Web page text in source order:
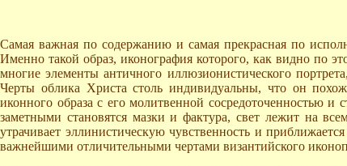
Самая важная по содержанию и самая прекрасная по
Именно такой образ, иконография которого, как видно по
многие элементы античного иллюзионистического
Черты облика Христа столь индивидуальны, что он
иконного образа с его молитвенной сосредоточенностью и
заметными становятся мазки и фактура, свет лежит на
утрачивает эллинистическую чувственность и
важнейшими отличительными чертами византийского